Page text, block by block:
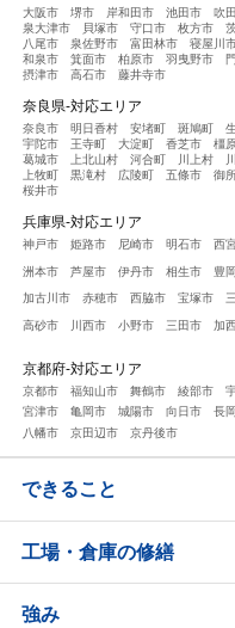
大阪市 堺市 岸和田市 池田市
吹
泉大津市
貝塚市 守口市 枚方市
八尾市
泉佐野市 富田林市
寝屋川
和泉市
箕面市 柏原市 羽曳野市
摂津市
高石市 藤井寺市
奈良県-対応エリア
奈良市 明日香村 安堵町 斑鳩町
宇陀市
王寺町 大淀町 香芝市
橿
葛城市
上北山村 河合町 川上村
上牧町
黒滝村 広陵町 五條市
御
桜井市
兵庫県-対応エリア
神戸市 姫路市 尼崎市 明石市 西
洲本市 芦屋市 伊丹市 相生市 豊
加古川市 赤穂市 西脇市 宝塚市
高砂市 川西市 小野市 三田市 加
京都府-対応エリア
京都市 福知山市 舞鶴市 綾部市
宮津市
亀岡市 城陽市 向日市
長
八幡市
京田辺市 京丹後市
できること
工場・倉庫の修繕
強み